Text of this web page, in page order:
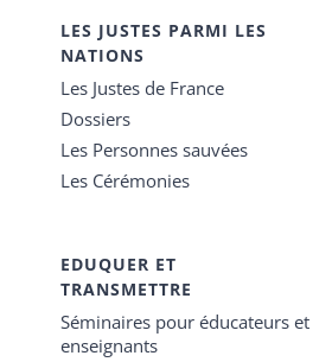
LES JUSTES PARMI LES
NATIONS
Les Justes de France
Dossiers
Les Personnes sauvées
Les Cérémonies
EDUQUER ET
TRANSMETTRE
Séminaires pour éducateurs et
enseignants